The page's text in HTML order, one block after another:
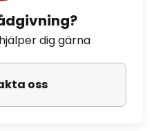
dig gärna
oss